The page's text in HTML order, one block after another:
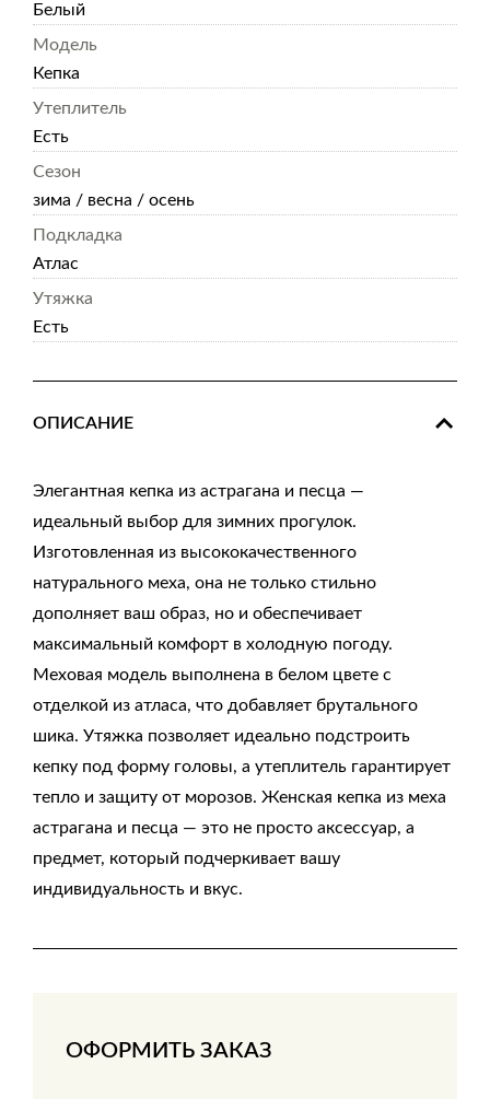
Белый
Модель
Кепка
Утеплитель
Есть
Сезон
зима / весна / осень
Подкладка
Атлас
Утяжка
Есть
ОПИСАНИЕ
Элегантная кепка из астрагана и песца —
идеальный выбор для зимних прогулок.
Изготовленная из высококачественного
натурального меха, она не только стильно
дополняет ваш образ, но и обеспечивает
максимальный комфорт в холодную погоду.
Меховая модель выполнена в белом цвете с
отделкой из атласа, что добавляет брутального
шика. Утяжка позволяет идеально подстроить
кепку под форму головы, а утеплитель гарантирует
тепло и защиту от морозов. Женская кепка из меха
астрагана и песца — это не просто аксессуар, а
предмет, который подчеркивает вашу
индивидуальность и вкус.
ОФОРМИТЬ ЗАКАЗ